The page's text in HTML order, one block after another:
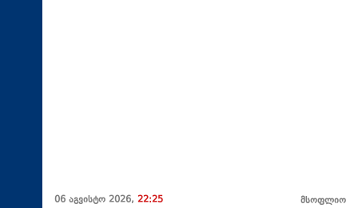
06 აგვისტო 2026, 22:25 მსოფლიო